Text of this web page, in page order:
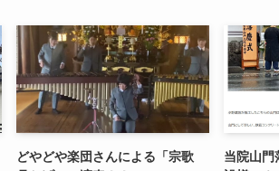
どやどや楽団さんによる「宗歌
当院山門